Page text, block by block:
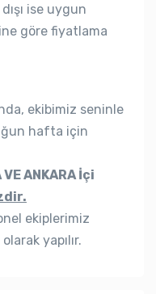
ise uygun
göre fiyatlama
ekibimiz seninle
hafta için
ANKARA İçi
ekiplerimiz
yapılır.